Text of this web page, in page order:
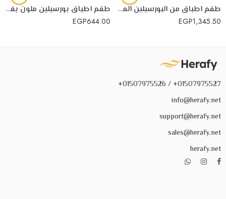
طقم اطباق من البورسيلين المزين بالورود والطيور بفن الديكوباج مكون من 7 اطباق من اللون الازرق
EGP1,345.50
طقم اطباق بورسيلين ملون بفن الديكوباج مكون من 3 اطباق- العين الزرقاء
EGP644.00
01507975527+ / 01507975526+
info@herafy.net
support@herafy.net
sales@herafy.net
herafy.net